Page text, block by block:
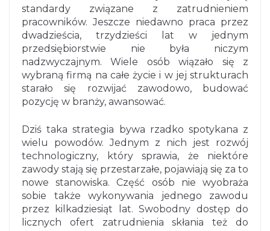
standardy związane z zatrudnieniem
pracowników. Jeszcze niedawno praca przez
dwadzieścia, trzydzieści lat w jednym
przedsiębiorstwie nie była niczym
nadzwyczajnym. Wiele osób wiązało się z
wybraną firmą na całe życie i w jej strukturach
starało się rozwijać zawodowo, budować
pozycję w branży, awansować.
Dziś taka strategia bywa rzadko spotykana z
wielu powodów. Jednym z nich jest rozwój
technologiczny, który sprawia, że niektóre
zawody stają się przestarzałe, pojawiają się za to
nowe stanowiska. Część osób nie wyobraża
sobie także wykonywania jednego zawodu
przez kilkadziesiąt lat. Swobodny dostęp do
licznych ofert zatrudnienia skłania też do